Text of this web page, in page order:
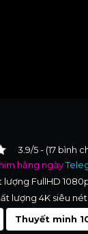
3.9/5 - (17 bình
hằng ngày
lượng FullHD
lượng 4K siêu nét
Thuyết minh